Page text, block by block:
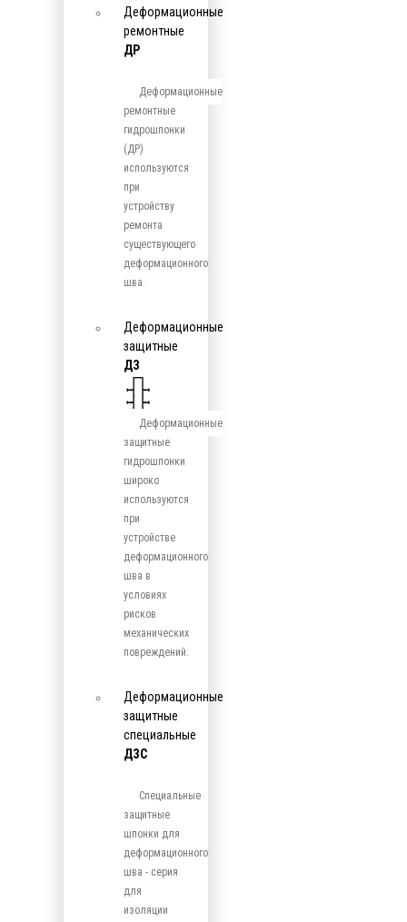
Деформационные
ремонтные
ДР
Деформационные
ремонтные
гидрошпонки
(ДР)
используются
при
устройству
ремонта
существующего
деформационного
шва.
Деформационные
защитные
ДЗ
Деформационные
защитные
гидрошпонки
широко
используются
при
устройстве
деформационного
шва в
условиях
рисков
механических
повреждений.
Деформационные
защитные
специальные
ДЗС
Специальные
защитные
шпонки для
деформационного
шва - серия
для
изоляции